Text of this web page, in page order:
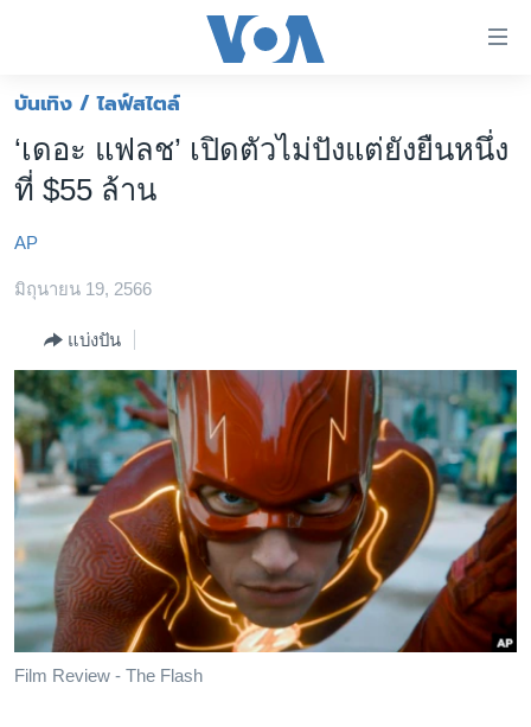
ต่อ
ข้าม
เนื้อหา
ข้าม
ไป
ข้าม
ไป
การ
ค้นหา
โลก
เอเชีย
สหรัฐฯ
ไทย
ธุรกิจ
วิทยาศาสตร์
สังคมและสุขภาพ
ไลฟ์สไตล์
ตรวจสอบข่าว
เรียนรู้ภาษาอังกฤษ
พอดคาสต์
ติดตามเรา
บันเทิง / ไลฟ์สไตล์
‘เดอะ แฟลช’ เปิดตัวไม่ปังแต่ยังยืนหนึ่ง
ที่ $55 ล้าน
AP
มิถุนายน 19, 2566
แบ่งปัน
Film Review - The Flash